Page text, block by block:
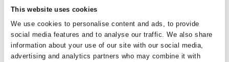
This website uses cookies
We use cookies to personalise content and ads, to provide
social media features and to analyse our traffic. We also share
information about your use of our site with our social media,
advertising and analytics partners who may combine it with